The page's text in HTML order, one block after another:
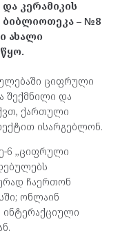
კერამიკის
ბიბლიოთეკა – №8
ახალი
ციფრული
შექმნილი და
ქართული
ისარგებლონ.
6 ,,ციფრული
ჩაერთონ
ონლაინ
ინტერაქციული